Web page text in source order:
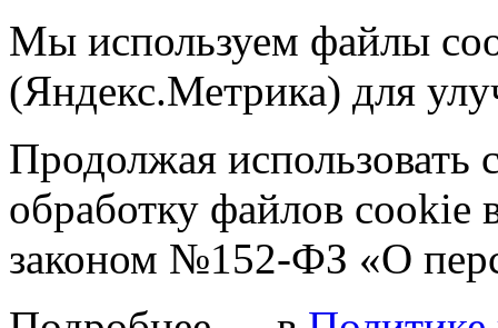
Мы используем файлы
(Яндекс.Метрика) для
Продолжая использовать
обработку файлов cookie
законом №152-ФЗ «О